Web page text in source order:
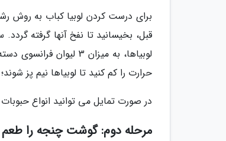
برای درست کردن لوبیا کباب به روش
قبل، بخیسانید تا نفخ آنها گرفته
لوبیاها، به میزان 3
حرارت را کم کنید تا لوبیاها نیم پز
در صورت تمایل می توانید انواع
مرحله دوم: گوشت چنجه را طعم